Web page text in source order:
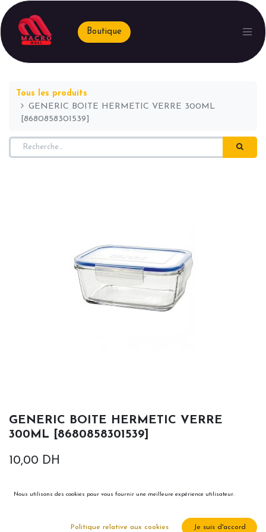
Boutique
Tous les produits
GENERIC BOITE HERMETIC VERRE 300ML
[8680858301539]
GENERIC BOITE HERMETIC VERRE
300ML [8680858301539]
10,00 DH
Nous utilisons des cookies pour vous fournir une meilleure expérience utilisateur.
Politique relative aux cookies Je suis d'accord